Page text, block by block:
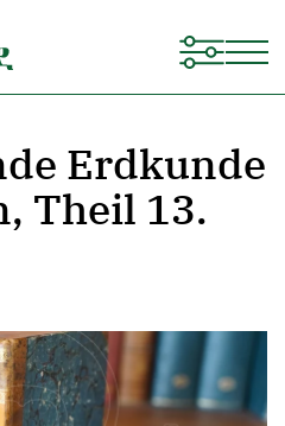
Erdkunde
Theil 13.